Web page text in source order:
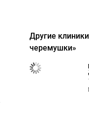
Другие
черемушки»